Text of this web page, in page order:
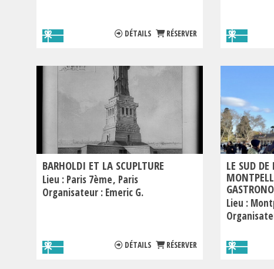
DÉTAILS RÉSERVER
BARHOLDI ET LA SCUPLTURE
Lieu : Paris 7ème Paris
Organisateur : Emeric G.
DÉTAILS RÉSERVER
LE SUD DE
Lieu :